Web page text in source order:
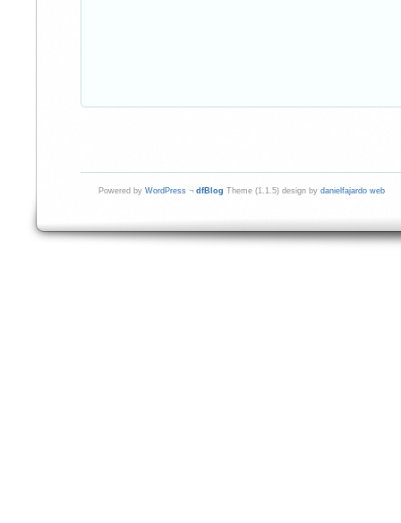
Powered by WordPress ¬ dfBlog Theme (1.1.5) design by danielfajardo web